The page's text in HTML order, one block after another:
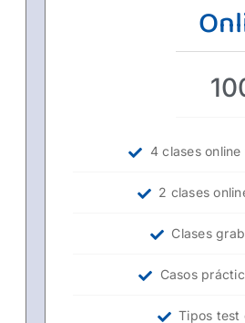
4 clases
2 clases
Clases
Casos
Tipos test